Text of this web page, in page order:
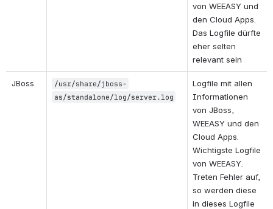
von WEEASY und
den Cloud Apps.
Das Logfile dürfte
eher selten
relevant sein
JBoss
/usr/share/jboss-
as/standalone/log/server.log
Logfile mit allen
Informationen
von JBoss,
WEEASY und den
Cloud Apps.
Wichtigste Logfile
von WEEASY.
Treten Fehler auf,
so werden diese
in dieses Logfile